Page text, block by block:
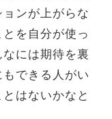
ンが上がらな
を自分が使っ
には期待を裏
できる人がい
はないかなと